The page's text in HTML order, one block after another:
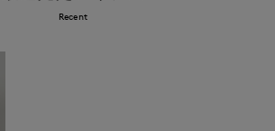
Recent